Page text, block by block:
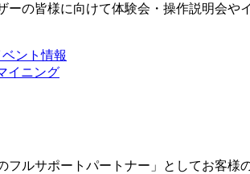
ーの皆様に向けて体験会・操作説明会や
ント情報
イニング
ルサポートパートナー」としてお客様